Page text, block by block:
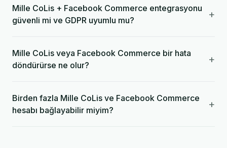
Mille CoLis + Facebook Commerce entegrasyonu
güvenli mi ve GDPR uyumlu mu?
+
Mille CoLis veya Facebook Commerce bir hata
döndürürse ne olur?
+
Birden fazla Mille CoLis ve Facebook Commerce
hesabı bağlayabilir miyim?
+